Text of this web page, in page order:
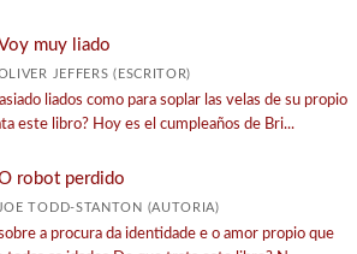
muy liado
JEFFERS (ESCRITOR)
liados como para soplar las velas de su propio
este libro? Hoy es el cumpleaños de Bri...
robot perdido
JOE TODD-STANTON (AUTORIA)
a procura da identidade e o amor propio que